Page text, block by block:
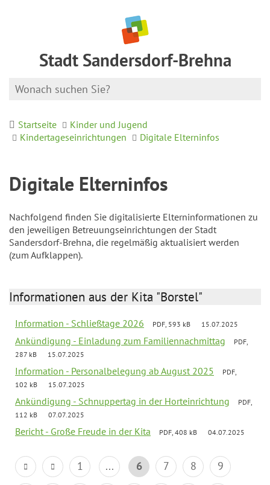
Stadt Sandersdorf-Brehna
Startseite
Kinder und Jugend
Kindertageseinrichtungen
Digitale Elterninfos
Digitale Elterninfos
Nachfolgend finden Sie digitalisierte Elterninformationen zu
den jeweiligen Betreuungseinrichtungen der Stadt
Sandersdorf-Brehna, die regelmäßig aktualisiert werden
(zum Aufklappen).
Informationen aus der Kita "Borstel"
Information - Schließtage 2026 PDF, 593 kB 15.07.2025
Ankündigung - Einladung zum Familiennachmittag
PDF,
287 kB
15.07.2025
Information - Personalbelegung ab August 2025
PDF,
102 kB
15.07.2025
Ankündigung - Schnuppertag in der Horteinrichtung
PDF,
112 kB
07.07.2025
Bericht - Große Freude in der Kita PDF, 408 kB 04.07.2025
1 ... 6 7 8
9